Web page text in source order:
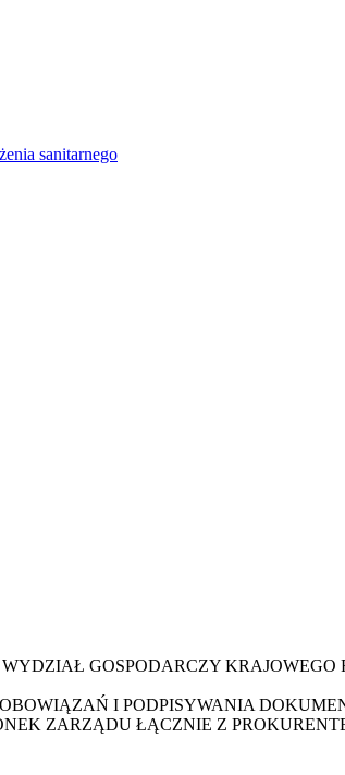
sanitarnego
GOSPODARCZY KRAJOWEGO
I PODPISYWANIA
ZARZĄDU ŁĄCZNIE Z